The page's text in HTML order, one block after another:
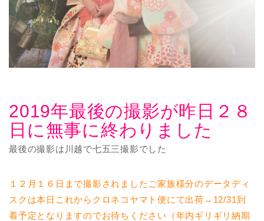
2019年最後の撮影が昨日２８
日に無事に終わりました
最後の撮影は川越で七五三撮影でした
１２月１６日まで撮影されましたご家族様分のデータディ
スクは本日これからクロネコヤマト便にて出荷→12/31到
着予定となりますのでお待ちください（年内ギリギリ納期